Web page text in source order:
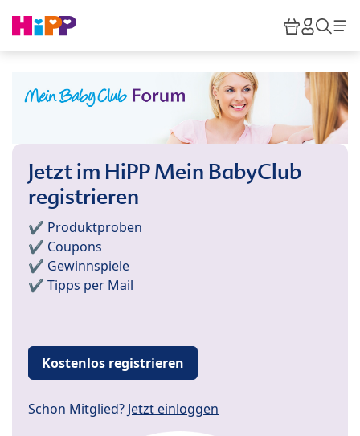
HiPP
Jetzt im HiPP Mein BabyClub
registrieren
✔️ Produktproben
✔️ Coupons
✔️ Gewinnspiele
✔️ Tipps per Mail
Kostenlos registrieren
Schon Mitglied? Jetzt einloggen